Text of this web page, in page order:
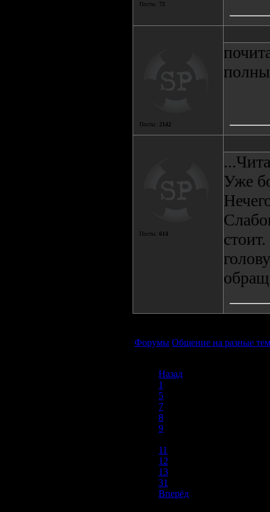
Посты: 72
Посты: 2142
Посты: 614
Уже
Форумы Общение на разные
Назад
1
5
7
8
9
11
12
13
31
Вперёд